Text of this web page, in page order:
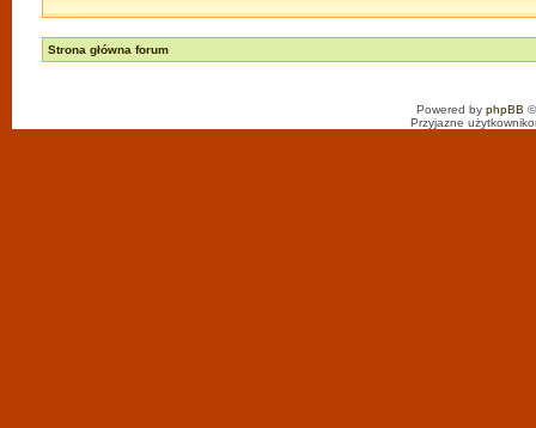
Strona główna forum
Powered by phpBB
Przyjazne